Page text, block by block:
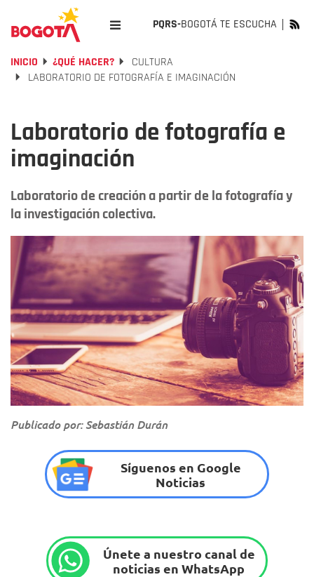
PQRS-BOGOTÁ TE ESCUCHA
INICIO ¿QUÉ HACER?
CULTURA
LABORATORIO DE FOTOGRAFÍA E IMAGINACIÓN
Laboratorio de fotografía e
imaginación
Laboratorio de creación a partir de la fotografía y
la investigación colectiva.
Publicado por: Sebastián Durán
Síguenos en Google
Noticias
Únete a nuestro canal de
noticias en WhatsApp